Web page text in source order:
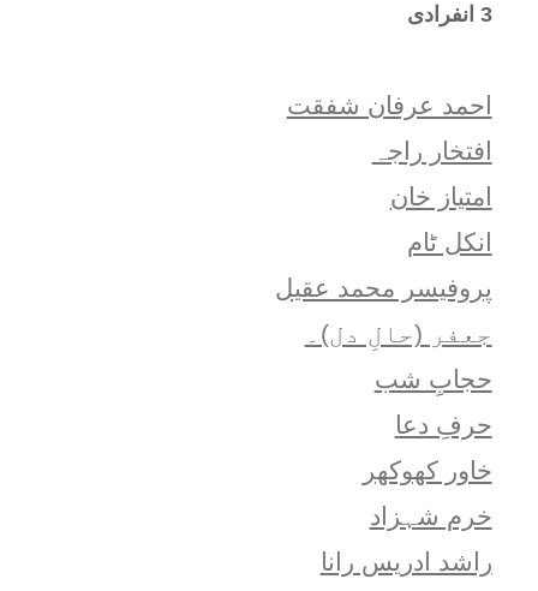
3 انفرادی
احمد عرفان شفقت
افتخار راجہ
امتياز خان
انکل ٹام
پروفیسر محمد عقیل
جعفر (حالِ دل)۔
حجابِ شب
حرفِ دعا
خاور کھوکھر
خرم شہزاد
راشد ادریس رانا